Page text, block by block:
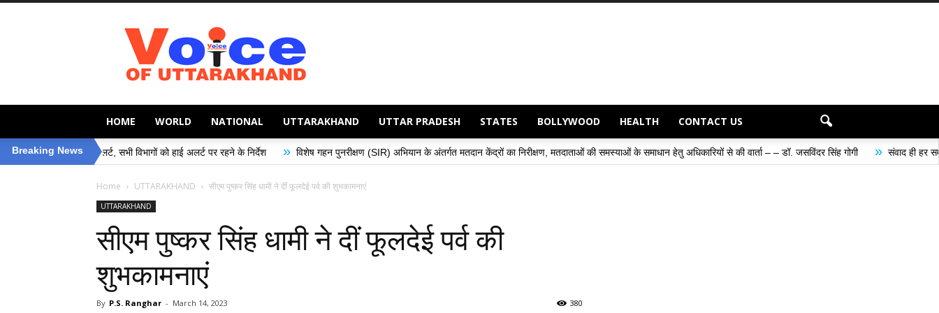
Voice
of
Uttarakhand
HOME WORLD NATIONAL UTTARAKHAND UTTAR PRADESH STATES BOLLYWOOD HEALTH CONTACT US
Breaking News
अलर्ट, सभी विभागों को हाई अलर्ट पर रहने के निर्देश » विशेष गहन पुनरीक्षण (SIR) अभियान के अंतर्गत मतदान केंद्रों का निरीक्षण, मतदाताओं की समस्याओं के समाधान हेतु अधिकारियों से की वार्ता – – डॉ. जसविंदर सिंह गोगी » संवाद ही हर समस्या के समाधान का
Home UTTARAKHAND सीएम पुष्कर सिंह धामी ने दीं फूलदेई पर्व की शुभकामनाएं
UTTARAKHAND
सीएम पुष्कर सिंह धामी ने दीं फूलदेई पर्व की
शुभकामनाएं
By P.S. Ranghar - March 14, 2023 380